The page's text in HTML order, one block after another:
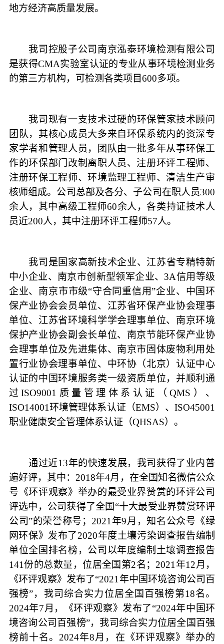
地方经济高质量发展。
我司控股子公司南京泓泰环境检测有限公司
是获得CMA实验室认证的专业从事环境检测业务
的第三方机构，可检测各类项目600多项。
我司现有一支技术过硬的环保管家技术顾问
团队，其核心成员大多来自环保系统内的资深专
家学者和管理人员，团队由一批多年从事环保工
作的环保部门改制离职人员、注册环评工程师、
注册环保工程师、环境监理工程师、清洁生产审
核师组成。公司总部及各分、子公司在职人员300
余人，其中高级工程师60余人，各类持证技术人
员近200人，其中注册环评工程师57人。
我司是国家高新技术企业、江苏省专精特新
中小企业、南京市创新型领军企业、3A信用等级
企业、南京市市级“守合同重信用”企业、中国环
保产业协会会员单位、江苏省环保产业协会理事
单位、江苏省环境科学学会理事单位、南京环境
保护产业协会副会长单位、南京节能环保产业协
会理事单位及先进集体、南京市固体废物利用处
置行业协会理事单位、中环协（北京）认证中心
认证的中国环境服务类一级资质单位，并顺利通
过ISO9001质量管理体系认证（QMS）、
ISO14001环境管理体系认证（EMS）、ISO45001
职业健康安全管理体系认证（QHSAS）。
通过近13年的快速发展，我司获得了业内普
遍好评，其中：2018年4月，在全国知名微信公众
号《环评观察》举办的最受业界赞赏的环评公司
评选中，公司获得了全国“十大最受业界赞赏环评
公司”的荣誉称号；2021年9月，知名公众号《绿
网环保》发布了2020年度土壤污染调查报告编制
单位全国排名榜，公司以年度编制土壤调查报告
141份的总数量，位居全国第2名；2021年12月，
《环评观察》发布了“2021年中国环境咨询公司百
强榜”，我司综合实力位居全国百强榜第18名。
2024年7月，《环评观察》发布了“2024年中国环
境咨询公司百强榜”，我司综合实力位居全国百强
榜前十名。2024年8月，在《环评观察》举办的